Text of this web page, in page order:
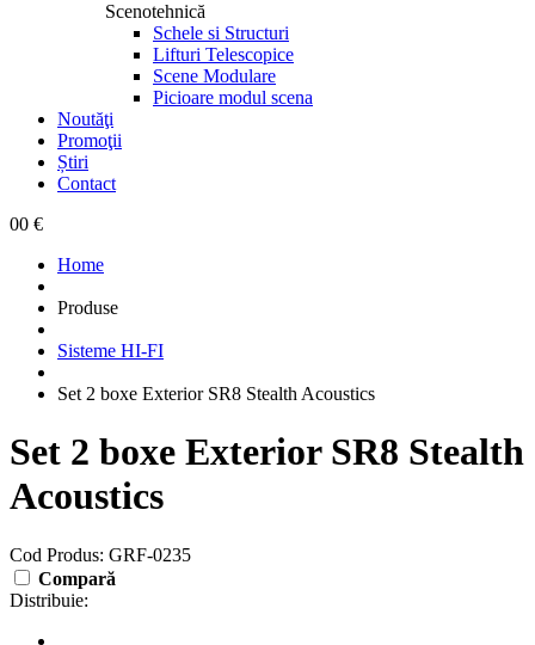
Scenotehnică
Schele si Structuri
Lifturi Telescopice
Scene Modulare
Picioare modul scena
Noutăţi
Promoţii
Știri
Contact
00 €
Home
Produse
Sisteme HI-FI
Set 2 boxe Exterior SR8 Stealth Acoustics
Set 2 boxe Exterior SR8 Stealth
Acoustics
Cod Produs: GRF-0235
Compară
Distribuie: